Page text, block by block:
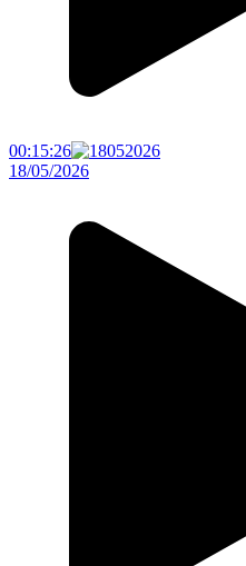
00:15:26
18/05/2026